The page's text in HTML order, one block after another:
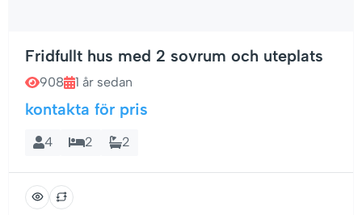
Fridfullt hus med 2 sovrum och uteplats
908 1 år sedan
kontakta för pris
4 2 2